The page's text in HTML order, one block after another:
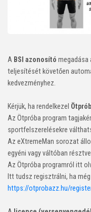
A BSI azonosító megadása
teljesítését követően
kedvezményhez.
Kérjük, ha rendelkezel
Az Ötpróba program
sportfelszerelésekre
Az eXtremeMan sorozat
egyéni vagy váltóban
Az Ötpróba programról itt
Itt tudsz regisztrálni, ha
https://otprobazz.hu/